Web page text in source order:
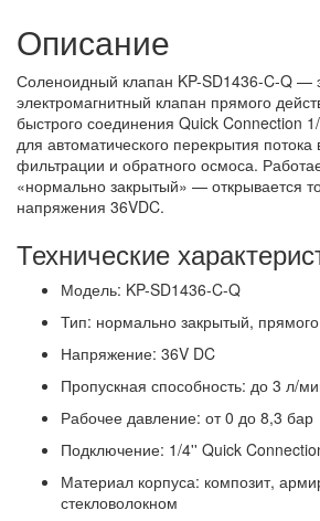
Описание
Соленоидный клапан KP-SD1436-C-Q —
электромагнитный клапан прямого
быстрого соединения Quick Connection
для автоматического перекрытия
фильтрации и обратного осмоса.
«нормально закрытый» — открывается
напряжения 36VDC.
Технические
Модель: KP-SD1436-C-Q
Тип: нормально закрытый,
Напряжение: 36V DC
Пропускная способность: до 3 л/
Рабочее давление: от 0 до 8,3 бар
Подключение: 1/4'' Quick
Материал корпуса: композит,
стекловолокном